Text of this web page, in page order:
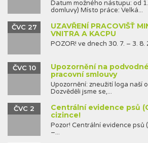
Datum možného nástupu: od
domluvy) Místo práce: Velká...
UZAVŘENÍ PRACOVIŠŤ
VNITRA A KACPU
ČVC 27
POZOR! ve dnech 30. 7. – 3. 8.
Upozornění na
pracovní smlouvy
ČVC 10
Upozornění: zneužití loga naší
Dozvěděli jsme se,...
Centrální evidence psů
cizince!
ČVC 2
Pozor! Centrální evidence psů
–...